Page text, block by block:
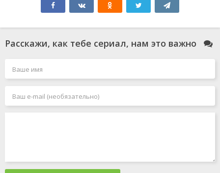
Великая
2020
2025
2013
2024
2023
Расскажи, как тебе сериал, нам это важно